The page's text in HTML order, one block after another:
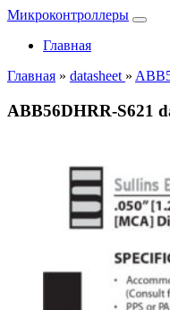
Микроконтроллеры
Главная
Главная » datasheet »
ABB56DHRR-S621